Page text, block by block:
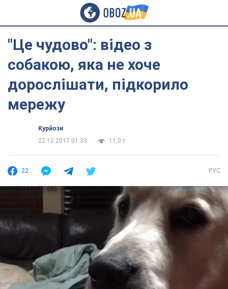
"Це чудово": відео з
собакою, яка не хоче
дорослішати, підкорило
мережу
Курйози
22.12.2017 01:33
11,0 т.
22 РУС